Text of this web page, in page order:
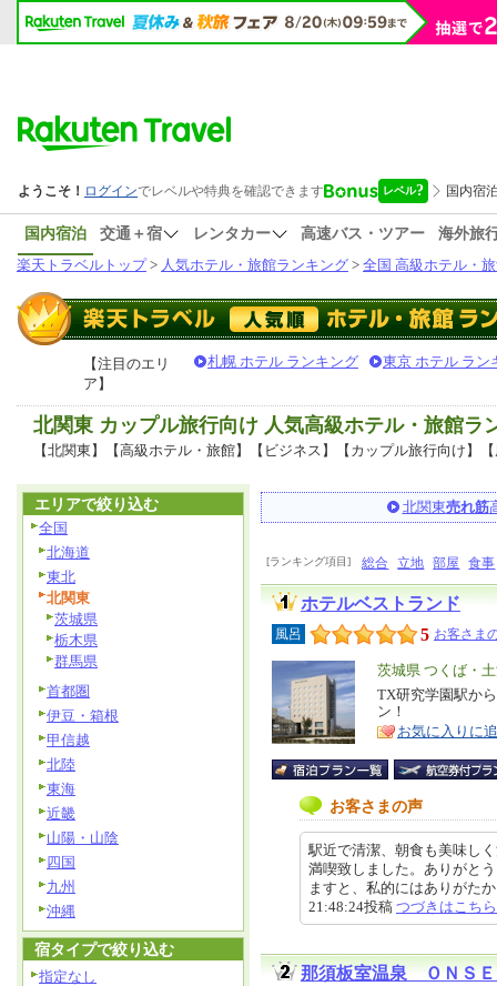
国内宿泊 交通＋宿 レンタカー 高速バス・ツアー
海外旅
楽天トラベルトップ> 人気ホテル・旅館ランキング > 全国 高級ホテル・
【注目のエリ
ア】
札幌 ホテル ランキング 東京 ホテル ラン
北関東 カップル旅行向け 人気高級ホテル・旅館ラ
【北関東】【高級ホテル・旅館】【ビジネス】【カップル旅行向け】
北関東売れ筋
[ランキング項目] 総合 立地 部屋 食事
ホテルベストランド
風呂 5 お客さま
エ
リ
ア
茨城県 つくば・
特
徴
TX研究学園駅か
ン！
お気に入りに
お客さまの声
駅近で清潔、朝食も美味し
満喫致しました。ありがと
ますと、私的にはありがた
21:48:24投稿 つづきはこちら
那須板室温泉 ＯＮＳ
エリアで絞り込む
全国
北海道
東北
北関東
茨城県
栃木県
群馬県
首都圏
伊豆・箱根
甲信越
北陸
東海
近畿
山陽・山陰
四国
九州
沖縄
宿タイプで絞り込む
指定なし